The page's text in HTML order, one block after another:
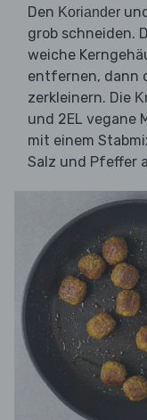
Den Koriander
grob schneiden.
weiche
entfernen, dann
zerkleinern. Die
und 2EL vegane
mit einem
Salz und Pfeffer